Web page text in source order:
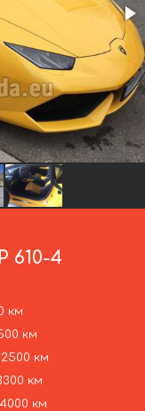
610-4
км
км
км
км
км